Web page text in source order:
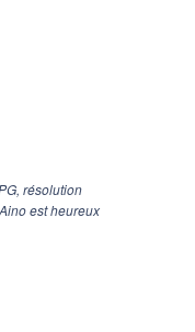
résolution
est heureux